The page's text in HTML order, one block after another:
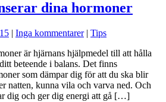
dina hormoner
| Inga kommentarer| Tips
är hjärnans hjälpmedel till att hålla
beteende i balans. Det finns
som dämpar dig för att du ska blir
natten, kunna vila och varva ned. Och
dig och ger dig energi att gå […]